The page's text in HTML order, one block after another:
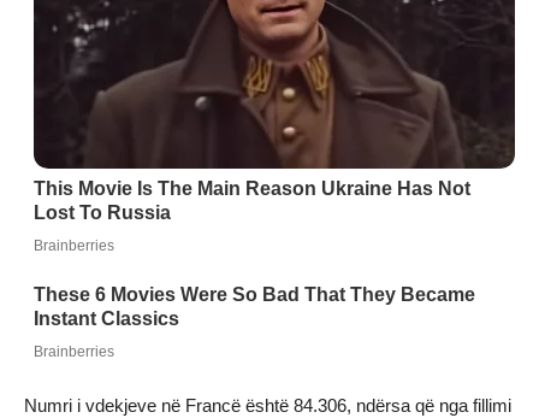
Numri i vdekjeve në Francë është 84.306, ndërsa që nga fillimi